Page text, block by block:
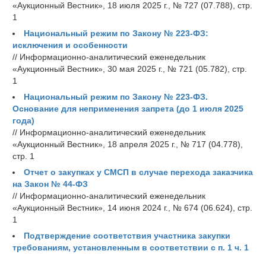
«Аукционный Вестник», 18 июля 2025 г., № 727 (07.788), стр.
1
Национальный режим по Закону № 223-ФЗ:
исключения и особенности
// Информационно-аналитический еженедельник
«Аукционный Вестник», 30 мая 2025 г., № 721 (05.782), стр.
1
Национальный режим по Закону № 223-ФЗ.
Основание для неприменения запрета (до 1 июля 2025
года)
// Информационно-аналитический еженедельник
«Аукционный Вестник», 18 апреля 2025 г., № 717 (04.778),
стр. 1
Отчет о закупках у СМСП в случае перехода заказчика
на Закон № 44-ФЗ
// Информационно-аналитический еженедельник
«Аукционный Вестник», 14 июня 2024 г., № 674 (06.624), стр.
1
Подтверждение соответствия участника закупки
требованиям, установленным в соответствии с п. 1 ч. 1